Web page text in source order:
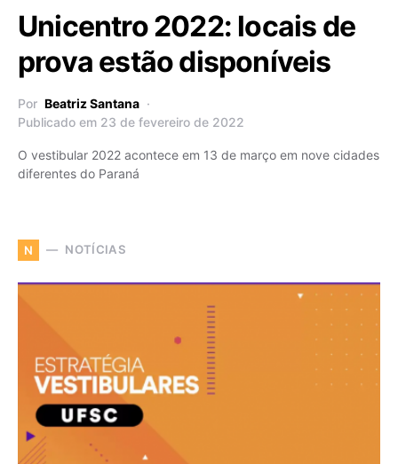
Unicentro 2022: locais de
prova estão disponíveis
Por Beatriz Santana
Publicado em 23 de fevereiro de 2022
O vestibular 2022 acontece em 13 de março em nove cidades
diferentes do Paraná
N NOTÍCIAS